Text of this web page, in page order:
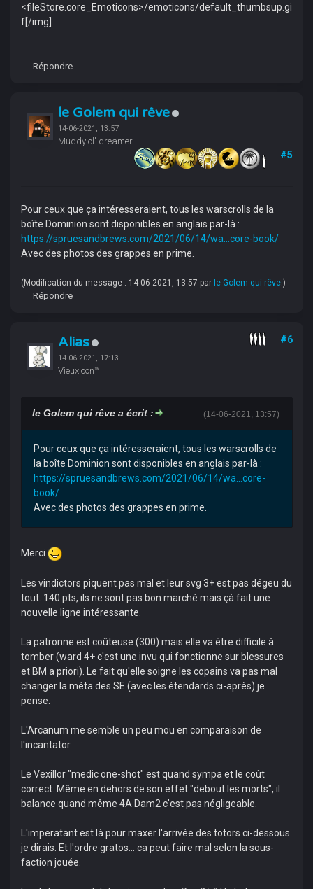
<fileStore.core_Emoticons>/emoticons/default_thumbsup.gi
f[/img]
Répondre
le Golem qui rêve
14-06-2021, 13:57
Muddy ol' dreamer
#5
Pour ceux que ça intéresseraient, tous les warscrolls de la
boîte Dominion sont disponibles en anglais par-là :
https://spruesandbrews.com/2021/06/14/wa...core-book/
Avec des photos des grappes en prime.
(Modification du message : 14-06-2021, 13:57 par le Golem qui rêve.)
Répondre
Alias
14-06-2021, 17:13
Vieux con™
#6
(14-06-2021, 13:57)
le Golem qui rêve a écrit :
Pour ceux que ça intéresseraient, tous les warscrolls de
la boîte Dominion sont disponibles en anglais par-là :
https://spruesandbrews.com/2021/06/14/wa...core-
book/
Avec des photos des grappes en prime.
Merci
Les vindictors piquent pas mal et leur svg 3+ est pas dégeu du
tout. 140 pts, ils ne sont pas bon marché mais çà fait une
nouvelle ligne intéressante.
La patronne est coûteuse (300) mais elle va être difficile à
tomber (ward 4+ c'est une invu qui fonctionne sur blessures
et BM a priori). Le fait qu'elle soigne les copains va pas mal
changer la méta des SE (avec les étendards ci-après) je
pense.
L'Arcanum me semble un peu mou en comparaison de
l'incantator.
Le Vexillor "medic one-shot" est quand sympa et le coût
correct. Même en dehors de son effet "debout les morts", il
balance quand même 4A Dam2 c'est pas négligeable.
L'imperatant est là pour maxer l'arrivée des totors ci-dessous
je dirais. Et l'ordre gratos... ca peut faire mal selon la sous-
faction jouée.